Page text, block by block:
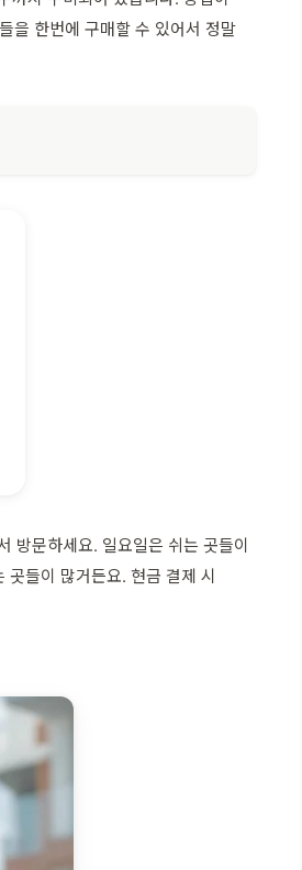
을 한번에 구매할 수 있어서 정말
방문하세요. 일요일은 쉬는 곳들이
들이 많거든요. 현금 결제 시